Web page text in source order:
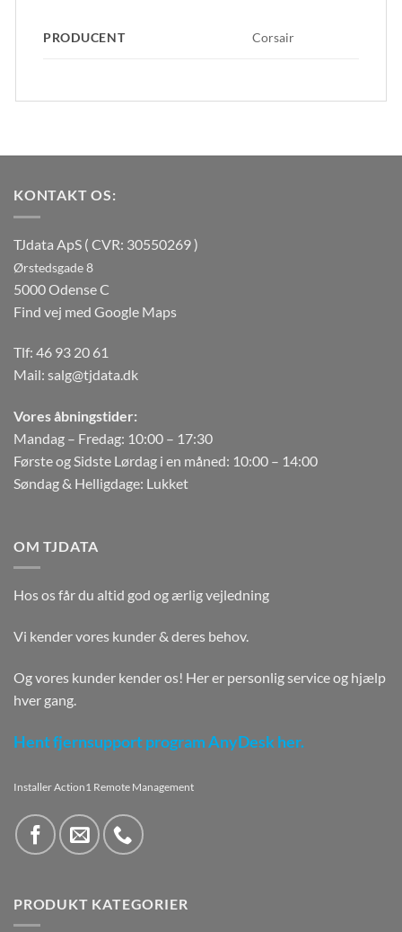
PRODUCENT Corsair
KONTAKT OS:
TJdata ApS ( CVR: 30550269 )
Ørstedsgade 8
5000 Odense C
Find vej med Google Maps
Tlf: 46 93 20 61
Mail: salg@tjdata.dk
Vores åbningstider:
Mandag – Fredag: 10:00 – 17:30
Første og Sidste Lørdag i en måned: 10:00 – 14:00
Søndag & Helligdage: Lukket
OM TJDATA
Hos os får du altid god og ærlig vejledning
Vi kender vores kunder & deres behov.
Og vores kunder kender os! Her er personlig service og hjælp
hver gang.
Hent fjernsupport program AnyDesk her.
Installer Action1 Remote Management
PRODUKT KATEGORIER